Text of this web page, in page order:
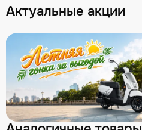
Актуальные акции